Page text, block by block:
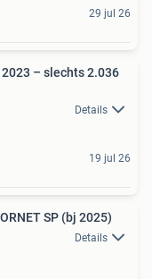
29 jul 26
2023 – slechts 2.036
Details
19 jul 26
SP (bj 2025)
Details